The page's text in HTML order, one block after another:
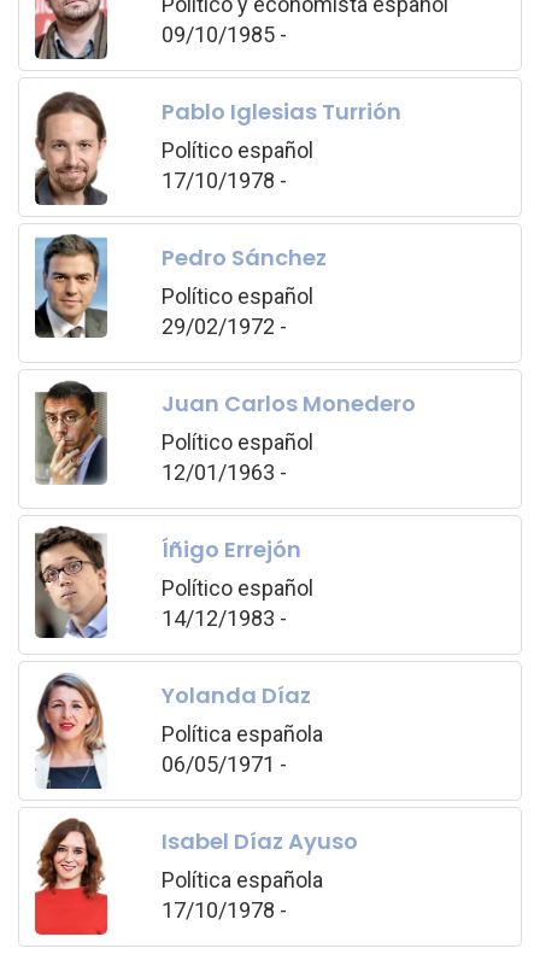
09/10/1985 -
Pablo Iglesias Turrión
Político español
17/10/1978 -
Pedro Sánchez
Político español
29/02/1972 -
Juan Carlos Monedero
Político español
12/01/1963 -
Íñigo Errejón
Político español
14/12/1983 -
Yolanda Díaz
Política española
06/05/1971 -
Isabel Díaz Ayuso
Política española
17/10/1978 -